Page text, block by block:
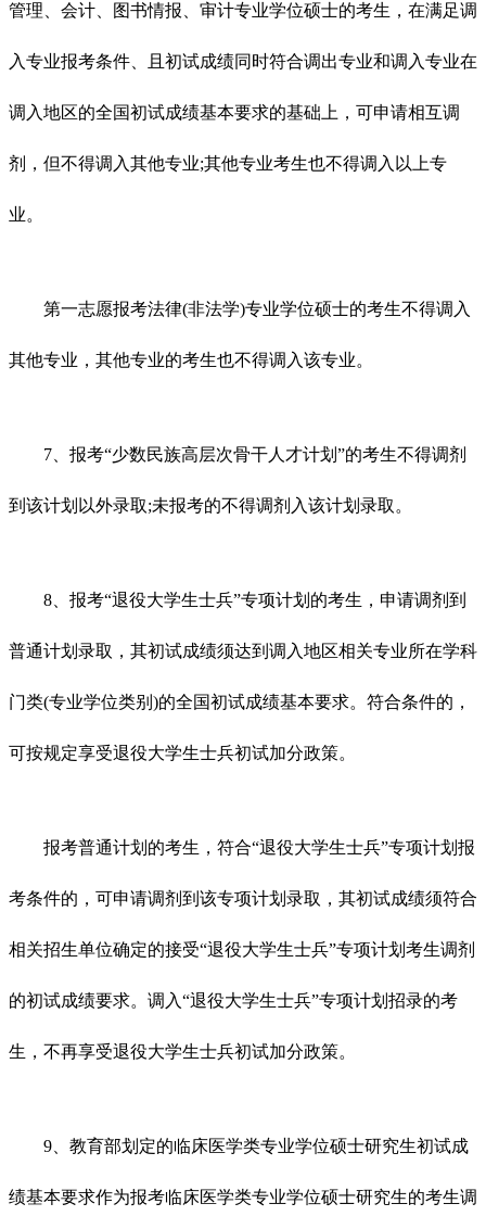
管理、会计、图书情报、审计专业学位硕士的考生，在满足调
入专业报考条件、且初试成绩同时符合调出专业和调入专业在
调入地区的全国初试成绩基本要求的基础上，可申请相互调
剂，但不得调入其他专业;其他专业考生也不得调入以上专
业。
第一志愿报考法律(非法学)专业学位硕士的考生不得调入
其他专业，其他专业的考生也不得调入该专业。
7、报考“少数民族高层次骨干人才计划”的考生不得调剂
到该计划以外录取;未报考的不得调剂入该计划录取。
8、报考“退役大学生士兵”专项计划的考生，申请调剂到
普通计划录取，其初试成绩须达到调入地区相关专业所在学科
门类(专业学位类别)的全国初试成绩基本要求。符合条件的，
可按规定享受退役大学生士兵初试加分政策。
报考普通计划的考生，符合“退役大学生士兵”专项计划报
考条件的，可申请调剂到该专项计划录取，其初试成绩须符合
相关招生单位确定的接受“退役大学生士兵”专项计划考生调剂
的初试成绩要求。调入“退役大学生士兵”专项计划招录的考
生，不再享受退役大学生士兵初试加分政策。
9、教育部划定的临床医学类专业学位硕士研究生初试成
绩基本要求作为报考临床医学类专业学位硕士研究生的考生调